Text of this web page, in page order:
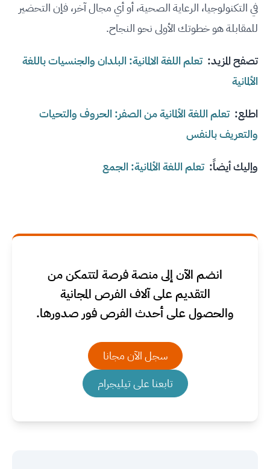
في التكنولوجيا، الرعاية الصحية، أو أي مجال آخر، فإن التحضير
للمقابلة هو خطوتك الأولى نحو النجاح.
تصفح المزيد:تعلم اللغة الالمانية: البلدان والجنسيات باللغة
الألمانية
اطلع:تعلم اللغة الألمانية من الصفر: الحروف والتحيات
والتعريف بالنفس
وإليك أيضاً:تعلم اللغة الألمانية: الجمع
انضم الآن إلى منصة فرصة لتتمكن من
التقديم على آلاف الفرص المجانية
والحصول على أحدث الفرص فور صدورها.
سجل الآن مجانا
تابعنا على تيليجرام